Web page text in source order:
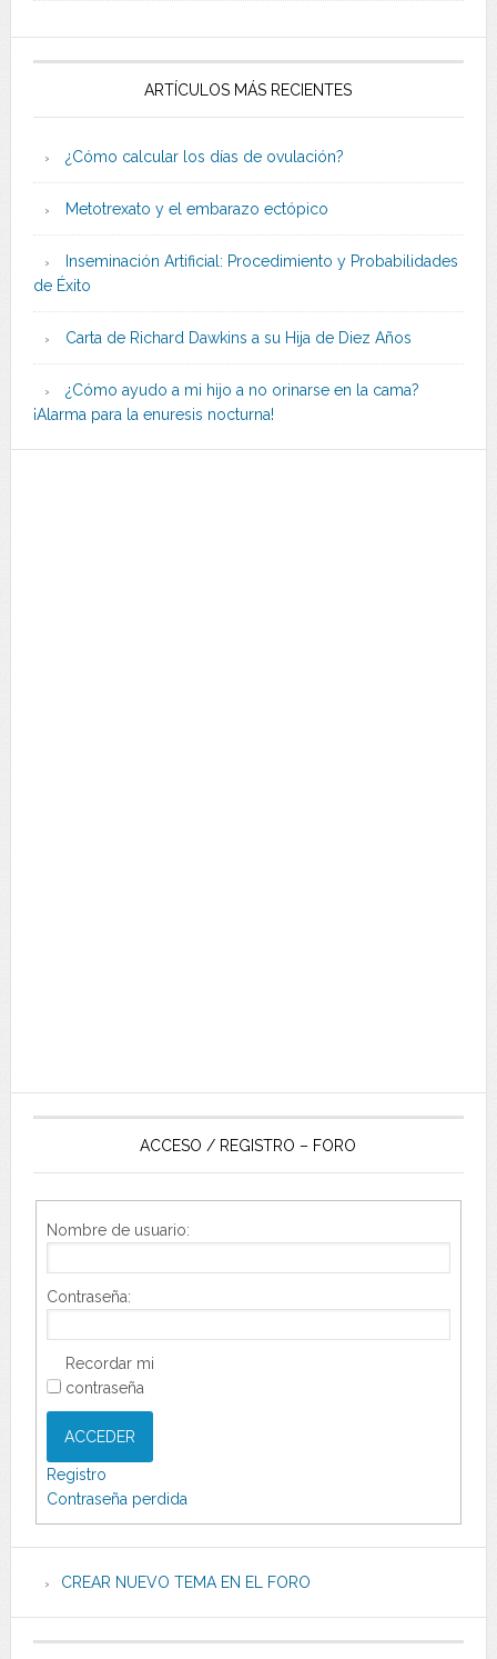
ARTÍCULOS MÁS RECIENTES
¿Cómo calcular los días de ovulación?
Metotrexato y el embarazo ectópico
Inseminación Artificial: Procedimiento y Probabilidades
de Éxito
Carta de Richard Dawkins a su Hija de Diez Años
¿Cómo ayudo a mi hijo a no orinarse en la cama?
¡Alarma para la enuresis nocturna!
ACCESO / REGISTRO – FORO
Nombre de usuario:
Contraseña:
Recordar mi
contraseña
ACCEDER
Registro
Contraseña perdida
CREAR NUEVO TEMA EN EL FORO